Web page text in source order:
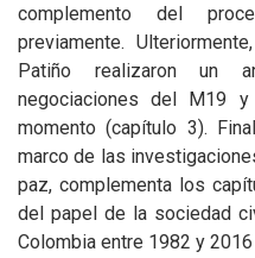
complemento del
previamente.
Patiño realizaron un
negociaciones del M19
momento (capítulo 3).
marco de las
paz, complementa los
del papel de la sociedad
Colombia entre 1982 y